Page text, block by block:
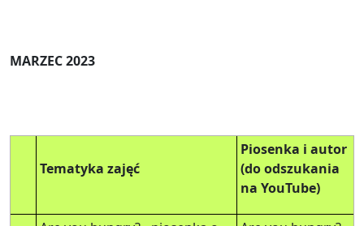
MARZEC 2023
Tematyka zajęć
Piosenka i autor
(do odszukania
na YouTube)